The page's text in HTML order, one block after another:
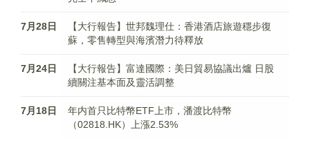
7月28日
【大行報告】世邦魏理仕：香港酒店旅遊穩步復
蘇，零售轉型與海濱潛力待釋放
7月24日
【大行報告】富達國際：美日貿易協議出爐 日股
續關注基本面及靈活調整
7月18日
年内首只比特幣ETF上市，潘渡比特幣
（02818.HK）上漲2.53%